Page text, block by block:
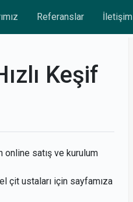
Referanslar İletişim
Keşif
online satış ve kurulum
çit ustaları için sayfamıza